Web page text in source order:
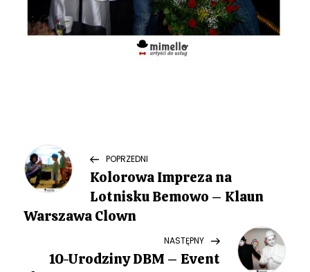
N
a
w
Previous
Post
POPRZEDNI
Kolorowa Impreza na
Lotnisku Bemowo – Klaun
Warszawa Clown
Post
NASTĘPNY
10-Urodziny DBM – Event